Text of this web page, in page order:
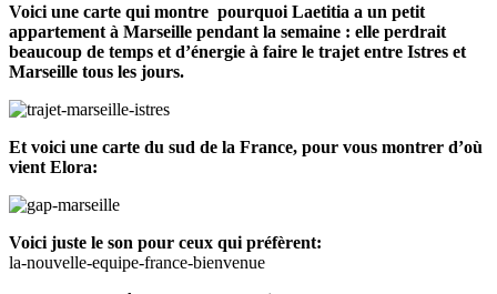
Voici une carte qui montre pourquoi Laetitia a un petit
appartement à Marseille pendant la semaine : elle perdrait
beaucoup de temps et d’énergie à faire le trajet entre Istres et
Marseille tous les jours.
Et voici une carte du sud de la France, pour vous montrer d’où
vient Elora:
Voici juste le son pour ceux qui préfèrent:
la-nouvelle-equipe-france-bienvenue